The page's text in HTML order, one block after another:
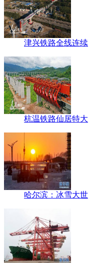
津兴铁路全线连续
杭温铁路仙居特大
哈尔滨：冰雪大世